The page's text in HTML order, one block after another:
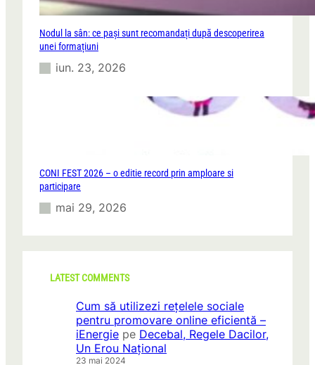
Nodul la sân: ce pași sunt recomandați după descoperirea
unei formațiuni
iun. 23, 2026
CONI FEST 2026 – o editie record prin amploare si
participare
mai 29, 2026
LATEST COMMENTS
Cum să utilizezi rețelele sociale
pentru promovare online eficientă –
iEnergie pe Decebal, Regele Dacilor,
Un Erou Național
23 mai 2024